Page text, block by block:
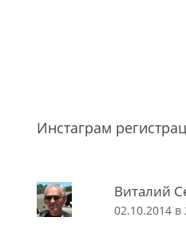
Инстаграм
Виталий
02.10.2014 в